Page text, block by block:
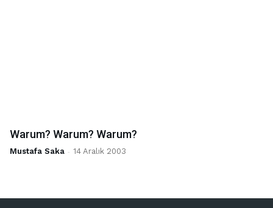
Warum? Warum? Warum?
Mustafa Saka - 14 Aralık 2003